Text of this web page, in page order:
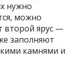
нужно
можно
второй ярус —
заполняют
камнями и